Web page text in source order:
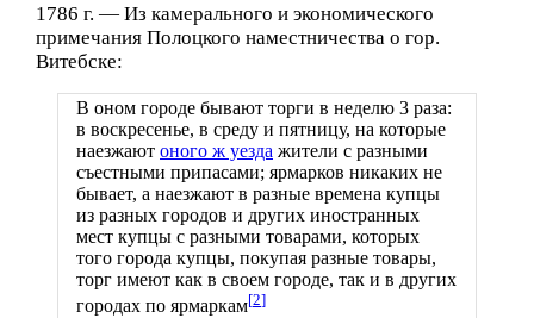
1786 г. — Из камерального и экономического
примечания Полоцкого наместничества о гор.
Витебске:
В оном городе бывают торги в неделю 3 раза:
в воскресенье, в среду и пятницу, на которые
наезжают оного ж уезда жители с разными
съестными припасами; ярмарков никаких не
бывает, а наезжают в разные времена купцы
из разных городов и других иностранных
мест купцы с разными товарами, которых
того города купцы, покупая разные товары,
торг имеют как в своем городе, так и в других
городах по ярмаркам[2]